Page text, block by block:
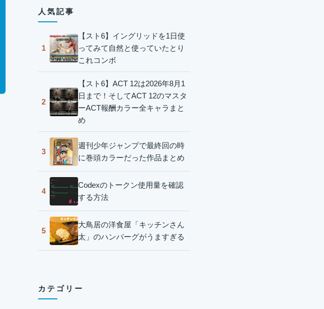
人気記事
1
【スト6】イングリッドを1日使
ってみて自然と使っていたとり
これコンボ
2
【スト6】ACT 12は2026年8月1
日まで！そしてACT 12のマスタ
ーACT報酬カラー全キャラまと
め
3
週刊少年ジャンプで最終回の時
に巻頭カラーだった作品まとめ
4
Codexのトークン使用量を確認
する方法
5
大鳥居の洋食屋「キッチンさん
太」のハンバーグがうますぎる
カテゴリー